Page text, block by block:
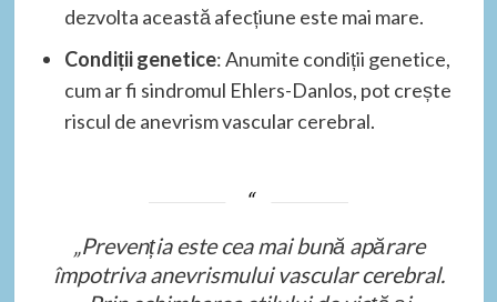
dezvolta această afecțiune este mai mare.
Condiții genetice: Anumite condiții genetice,
cum ar fi sindromul Ehlers-Danlos, pot crește
riscul de anevrism vascular cerebral.
„Prevenția este cea mai bună apărare
împotriva anevrismului vascular cerebral.